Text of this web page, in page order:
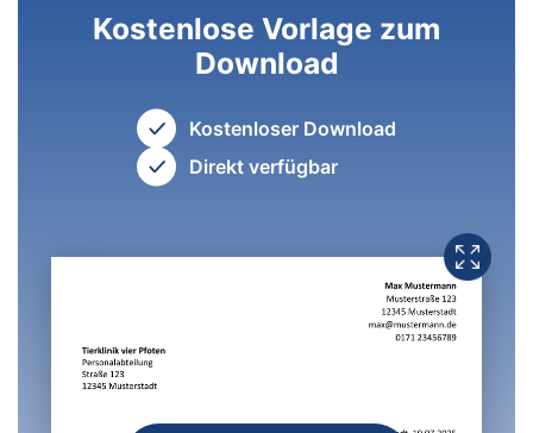
Kostenlose Vorlage zum
Download
Kostenloser Download
Direkt verfügbar